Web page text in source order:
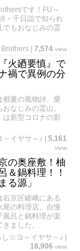
です！FU～
・千日詣で知られ
でもおなじみの霊
7,574 view
火廼要慎』で
禍で異例の分
夏の風物詩、愛
なじみの霊山。
は新型コロナの影
イヤサ～♪
5,161
view
の奥座敷！柚
＆鍋料理！！
る源」
京区嵯峨にある
尾の料理店。自慢
風呂と鍋料理が楽
ました。
し☆ヨ～イヤサ～♪
18,906 view